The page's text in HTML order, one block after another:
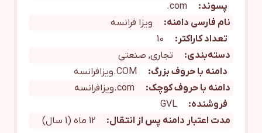
پسوند:
com.
نام فارسی دامنه:
ویزا فرانسه
تعداد کاراکتر:
10
دسته‌بندی:
تجاری, صنعتی
دامنه با حروف بزرگ:
COM.ویزافرانسه
دامنه با حروف کوچک:
com.ویزافرانسه
فروشنده:
GVL
مدت اعتبار دامنه پس از انتقال:
12 ماه (1 سال)